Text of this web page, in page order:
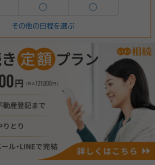
◯ ◯
その他の日程を選ぶ